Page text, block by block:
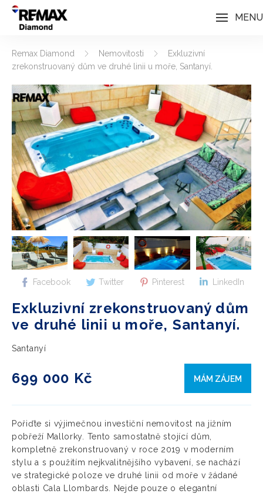
MENU
Remax Diamond Nemovitosti
Exkluzivní
zrekonstruovaný dům ve druhé linii u moře, Santanyí.
Facebook Twitter Pinterest LinkedIn
Exkluzivní zrekonstruovaný dům
ve druhé linii u moře, Santanyí.
Santanyí
699 000 Kč MÁM ZÁJEM
Pořiďte si výjimečnou investiční nemovitost na jižním
pobřeží Mallorky. Tento samostatně stojící dům,
kompletně zrekonstruovaný v roce 2019 v moderním
stylu a s použitím nejkvalitnějšího vybavení, se nachází
ve strategické poloze ve druhé linii od moře v žádané
oblasti Cala Llombards. Nejde pouze o elegantní